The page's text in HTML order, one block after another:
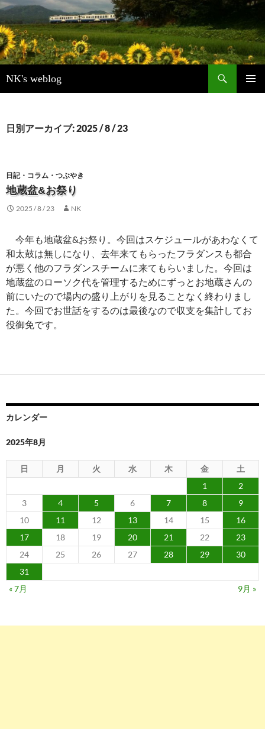
NK's weblog
索
ン
キ
ッ
日別アーカイブ: 2025 / 8 / 23
日記・コラム・つぶやき
地蔵盆&お祭り
2025 / 8 / 23 NK
今年も地蔵盆&お祭り。今回はスケジュールがあわなくて
和太鼓は無しになり、去年来てもらったフラダンスも都合
が悪く他のフラダンスチームに来てもらいました。今回は
地蔵盆のローソク代を管理するためにずっとお地蔵さんの
前にいたので場内の盛り上がりを見ることなく終わりまし
た。今回でお世話をするのは最後なので収支を集計してお
役御免です。
カレンダー
2025年8月
日 月 火 水 木 金
土
1
2
3
4 5 6 7 8
9
10
11 12 13 14 15
16
17
18 19 20 21 22
23
24
25 26 27 28 29
30
31
« 7月
9月 »